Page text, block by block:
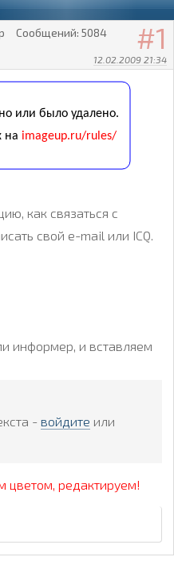
1
12.02.2009 21:34
Сообщений: 5084
как связаться с
свой e-mail или ICQ.
информер, и вставляем
- войдите или
цветом, редактируем!